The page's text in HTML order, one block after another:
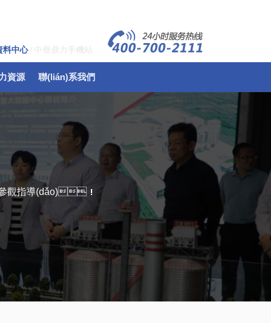
料中心 / 中譽鼎力手機站
資源 聯(lián)系我們
廠參觀指導(dǎo)！